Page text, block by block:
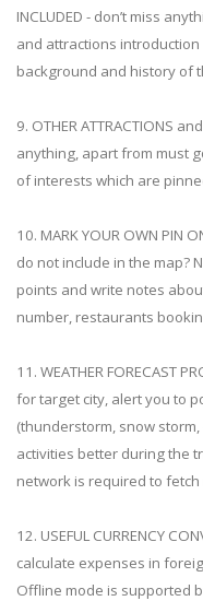
INCLUDED - don’t miss
and attractions
background and history of
9. OTHER ATTRACTIONS
anything, apart from must
of interests which are
10. MARK YOUR OWN PIN
do not include in the map?
points and write notes
number, restaurants
11. WEATHER FORECAST
for target city, alert you to
(thunderstorm, snow
activities better during the
network is required to
12. USEFUL CURRENCY
calculate expenses in
Offline mode is supported